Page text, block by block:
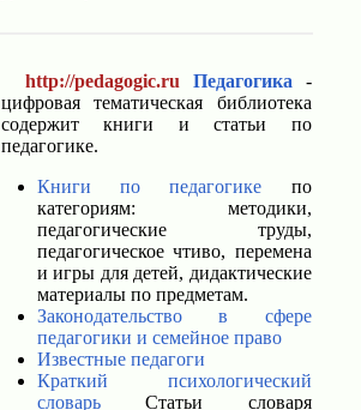
http://pedagogic.ru Педагогика -
цифровая тематическая библиотека
содержит книги и статьи по
педагогике.
Книги по педагогике по
категориям: методики,
педагогические труды,
педагогическое чтиво, перемена
и игры для детей, дидактические
материалы по предметам.
Законодательство в сфере
педагогики и семейное право
Известные педагоги
Краткий психологический
словарьСтатьи словаря